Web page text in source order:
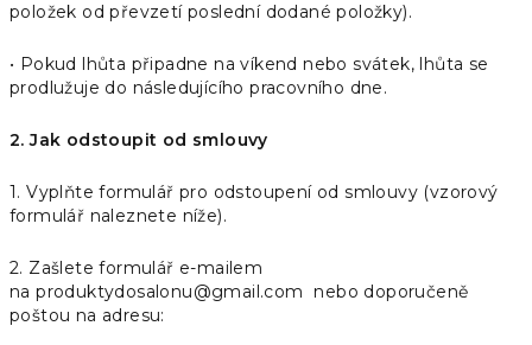
položek od převzetí poslední dodané položky).
• Pokud lhůta připadne na víkend nebo svátek, lhůta se
prodlužuje do následujícího pracovního dne.
2. Jak odstoupit od smlouvy
1. Vyplňte formulář pro odstoupení od smlouvy (vzorový
formulář naleznete níže).
2. Zašlete formulář e-mailem
na produktydosalonu@gmail.com nebo doporučeně
poštou na adresu: